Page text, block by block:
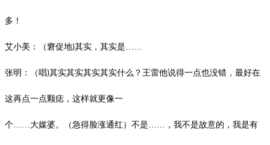
多！
艾小美：（窘促地)其实，其实是……
张明：（唱)其实其实其实其实什么？王雷他说得一点也没错，最好在
这再点一点颗痣，这样就更像一
个……大媒婆。（急得脸涨通红）不是……，我不是故意的，我是有